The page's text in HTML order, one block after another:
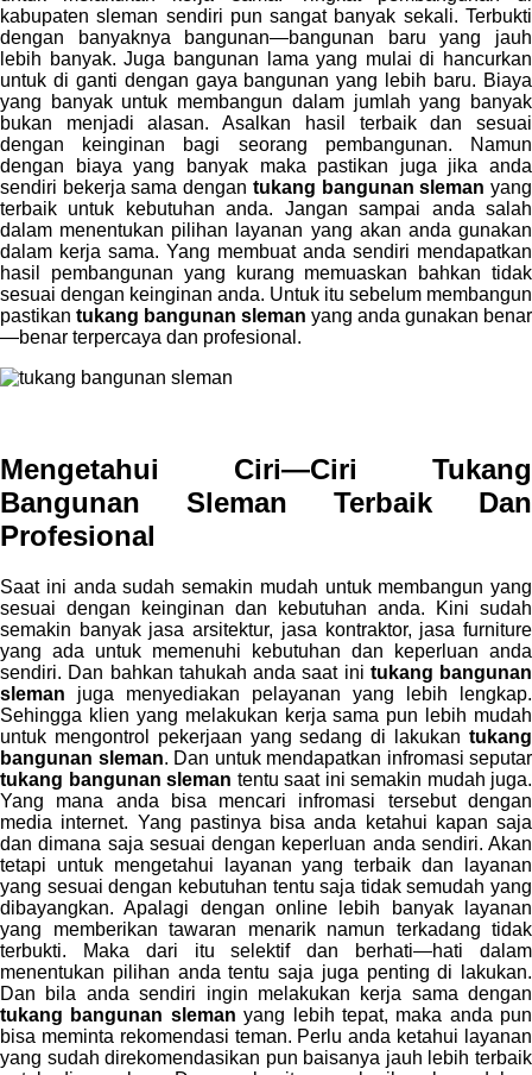
kabupaten sleman sendiri pun sangat banyak sekali. Terbukti
dengan banyaknya bangunan—bangunan baru yang jauh
lebih banyak. Juga bangunan lama yang mulai di hancurkan
untuk di ganti dengan gaya bangunan yang lebih baru. Biaya
yang banyak untuk membangun dalam jumlah yang banyak
bukan menjadi alasan. Asalkan hasil terbaik dan sesuai
dengan keinginan bagi seorang pembangunan. Namun
dengan biaya yang banyak maka pastikan juga jika anda
sendiri bekerja sama dengan tukang bangunan sleman yang
terbaik untuk kebutuhan anda. Jangan sampai anda salah
dalam menentukan pilihan layanan yang akan anda gunakan
dalam kerja sama. Yang membuat anda sendiri mendapatkan
hasil pembangunan yang kurang memuaskan bahkan tidak
sesuai dengan keinginan anda. Untuk itu sebelum membangun
pastikan tukang bangunan sleman yang anda gunakan benar
—benar terpercaya dan profesional.
Mengetahui Ciri—Ciri Tukang
Bangunan Sleman Terbaik Dan
Profesional
Saat ini anda sudah semakin mudah untuk membangun yang
sesuai dengan keinginan dan kebutuhan anda. Kini sudah
semakin banyak jasa arsitektur, jasa kontraktor, jasa furniture
yang ada untuk memenuhi kebutuhan dan keperluan anda
sendiri. Dan bahkan tahukah anda saat ini tukang bangunan
sleman juga menyediakan pelayanan yang lebih lengkap.
Sehingga klien yang melakukan kerja sama pun lebih mudah
untuk mengontrol pekerjaan yang sedang di lakukan tukang
bangunan sleman. Dan untuk mendapatkan infromasi seputar
tukang bangunan sleman tentu saat ini semakin mudah juga.
Yang mana anda bisa mencari infromasi tersebut dengan
media internet. Yang pastinya bisa anda ketahui kapan saja
dan dimana saja sesuai dengan keperluan anda sendiri. Akan
tetapi untuk mengetahui layanan yang terbaik dan layanan
yang sesuai dengan kebutuhan tentu saja tidak semudah yang
dibayangkan. Apalagi dengan online lebih banyak layanan
yang memberikan tawaran menarik namun terkadang tidak
terbukti. Maka dari itu selektif dan berhati—hati dalam
menentukan pilihan anda tentu saja juga penting di lakukan.
Dan bila anda sendiri ingin melakukan kerja sama dengan
tukang bangunan slemanyang lebih tepat, maka anda pun
bisa meminta rekomendasi teman. Perlu anda ketahui layanan
yang sudah direkomendasikan pun baisanya jauh lebih terbaik